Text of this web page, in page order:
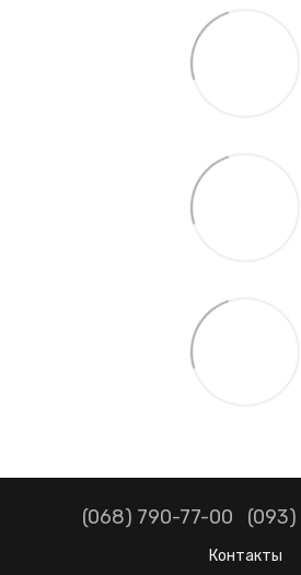
(068) 790-77-00
Контакты